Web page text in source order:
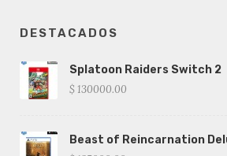
DESTACADOS
Splatoon Raiders Switch 2
$ 130000.00
Beast of Reincarnation